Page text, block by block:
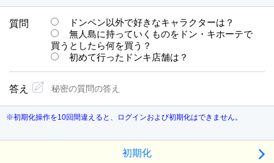
質問
ドンペン以外で好きなキャラクターは？
無人島に持っていくものをドン・キホーテで
買うとしたら何を買う？
初めて行ったドンキ店舗は？
答え
※初期化操作を10回間違えると、ログインおよび初期化はできません。